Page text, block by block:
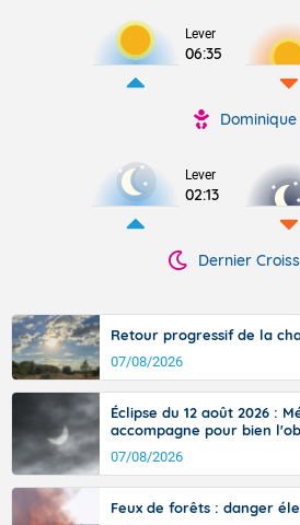
Lever
06:35
Dominique
Lever
02:13
Dernier
Retour progressif de la
07/08/2026
Éclipse du 12 août 2026 :
accompagne pour bien
07/08/2026
Feux de forêts : danger